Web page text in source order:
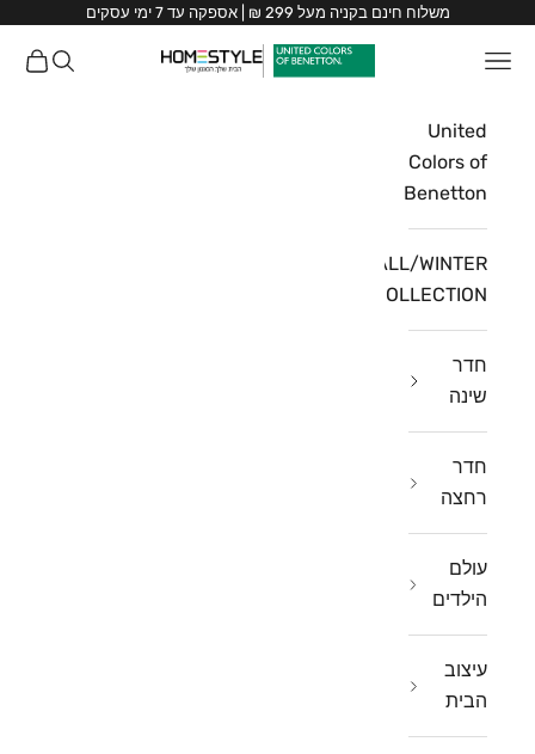
משלוח חינם בקניה מעל 299 ₪ | אספקה עד 7 ימי עסקים
HomeStyle
HomeStyle תפריט חיפושעגלת
United
Colors of
Benetton
FALL/WINTER
COLLECTION
חדר
שינה
חדר
רחצה
עולם
הילדים
עיצוב
הבית